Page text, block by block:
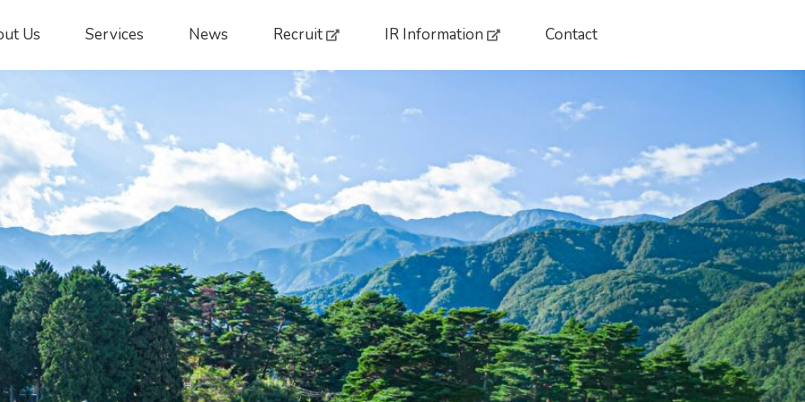
Us Services News Recruit IR Information Contact